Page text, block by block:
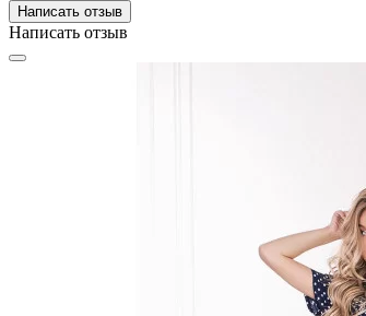
Написать отзыв
Написать отзыв